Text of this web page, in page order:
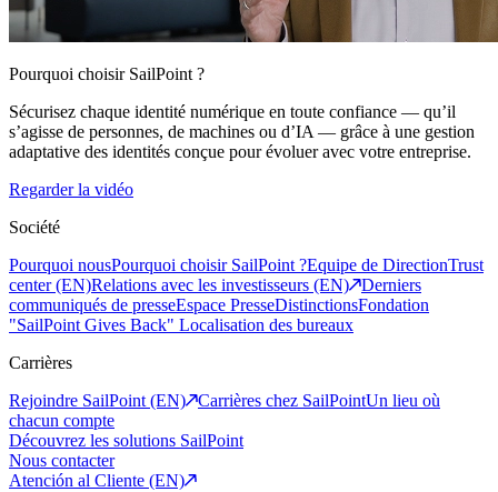
Pourquoi choisir SailPoint ?
Sécurisez chaque identité numérique en toute confiance — qu’il
s’agisse de personnes, de machines ou d’IA — grâce à une gestion
adaptative des identités conçue pour évoluer avec votre entreprise.
Regarder la vidéo
Société
Pourquoi nousPourquoi choisir SailPoint ?Equipe de DirectionTrust
center (EN)Relations avec les investisseurs (EN)
Derniers
communiqués de presseEspace PresseDistinctionsFondation
"SailPoint Gives Back" Localisation des bureaux
Carrières
Rejoindre SailPoint (EN)
Carrières chez SailPointUn lieu où
chacun compte
Découvrez les solutions SailPoint
Nous contacter
Atención al Cliente (EN)